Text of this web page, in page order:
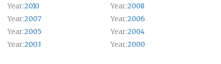
Year:2010 Year:2008
Year:2007 Year:2006
Year:2005 Year:2004
Year:2003 Year:2000